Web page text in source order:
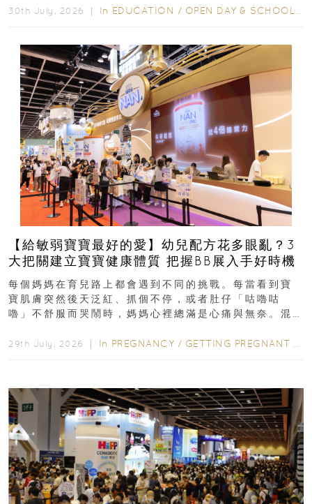
30th July, 2026 ｜ In EDUCATION / OPEN DAY & SCHOOL EVENTS
【給敏弱寶寶最好的愛】幼兒配方花多眼亂？3
大把關建立寶寶健康體質 把握BB展入手好時機
每個媽媽在育兒路上都會遇到不同的挑戰。每當看到寶
寶肌膚突然後天泛紅、抓個不停，或者肚仔「咕嚕咕
嚕」不舒服而哭鬧時，媽媽心裡總滿是心痛與無奈。混
29th July, 2026 ｜ In PREGNANCY / GETTING PREGNANT